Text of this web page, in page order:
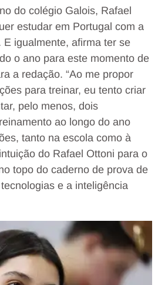
do colégio Galois, Rafael
estudar em Portugal com a
E igualmente, afirma ter se
o ano para este momento de
a redação. “Ao me propor
para treinar, eu tento criar
pelo menos, dois
ao longo do ano
tanto na escola como à
do Rafael Ottoni para o
topo do caderno de prova de
e a inteligência